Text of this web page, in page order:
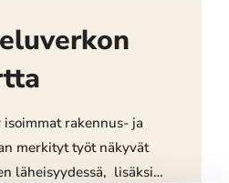
rakennus- ja
merkityt työt näkyvät
läheisyydessä, lisäksi